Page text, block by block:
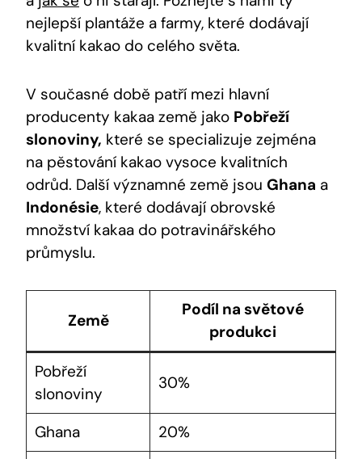
nejlepší plantáže a farmy, které dodávají
kvalitní kakao do celého světa.
V současné době patří mezi hlavní
producenty kakaa země jako Pobřeží
slonoviny, které se specializuje zejména
na pěstování kakao vysoce kvalitních
odrůd. Další významné země jsou Ghana a
Indonésie, které dodávají obrovské
množství kakaa do potravinářského
průmyslu.
Země
Podíl na světové
produkci
Pobřeží
slonoviny
30%
Ghana
20%